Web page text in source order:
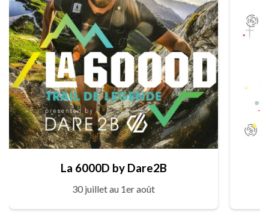
La 6000D by Dare2B
30 juillet au 1er août